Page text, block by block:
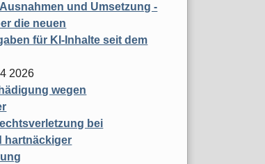
und Umsetzung -
die neuen
für KI-Inhalte seit dem
2026
wegen
bei
hartnäckiger